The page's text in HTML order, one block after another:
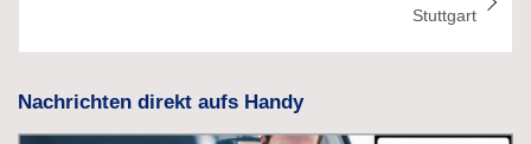
Stuttgart
Nachrichten direkt aufs Handy